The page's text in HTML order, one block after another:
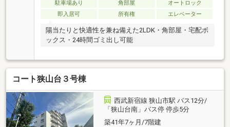
望の住まい探しをお手伝いします ━━━━━・・・物
件の詳細・ご相談はお気軽にお問い合わせください。
駐車場あり 角部屋
オートロック
即入居可
所有権 エレベーター
陽当たりと快適性を兼ね備えた2LDK・角部屋・宅配ボ
ックス・24時間ゴミ出し可能
コート狭山台３号棟
西武新宿線 狭山市駅 バス12分/
「狭山台南」バス停 停歩5分
築41年7ヶ月/7階建